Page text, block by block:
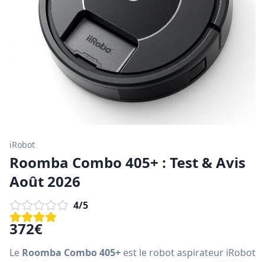
iRobot
Roomba Combo 405+ : Test & Avis
Août 2026
4/5
372€
Le Roomba Combo 405+ est le robot aspirateur iRobot